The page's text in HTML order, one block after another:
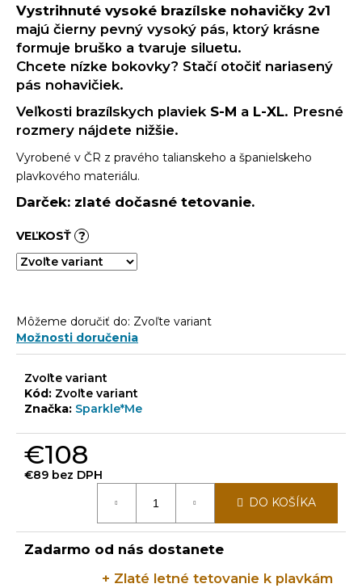
Vystrihnuté vysoké brazílske nohavičky 2v1
majú čierny pevný vysoký pás, ktorý krásne
formuje bruško a tvaruje siluetu.
Chcete nízke bokovky? Stačí otočiť nariasený
pás nohavičiek.
Veľkosti brazílskych plaviek S-M a L-XL. Presné
rozmery nájdete nižšie.
Vyrobené v ČR z pravého talianskeho a španielskeho
plavkového materiálu.
Darček: zlaté dočasné tetovanie.
VEĽKOSŤ ?
Môžeme doručiť do: Zvoľte variant
Možnosti doručenia
Zvoľte variant
Kód: Zvoľte variant
Značka: Sparkle*Me
€108
€89 bez DPH
DO KOŠÍKA
Zadarmo od nás dostanete
+ Zlaté letné tetovanie k plavkám